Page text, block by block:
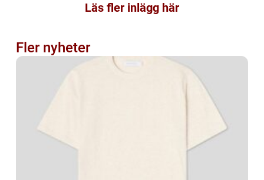
Läs fler inlägg här
Fler nyheter